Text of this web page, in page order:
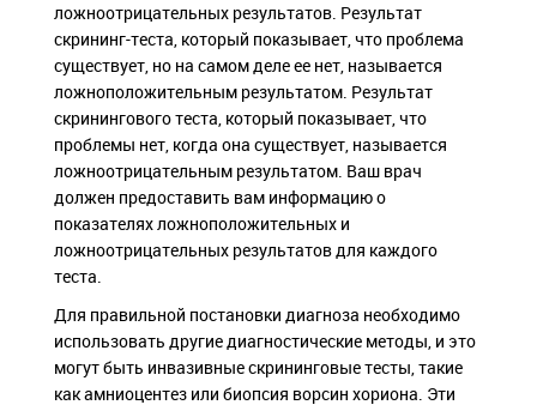
ложноотрицательных результатов. Результат
скрининг-теста, который показывает, что проблема
существует, но на самом деле ее нет, называется
ложноположительным результатом. Результат
скринингового теста, который показывает, что
проблемы нет, когда она существует, называется
ложноотрицательным результатом. Ваш врач
должен предоставить вам информацию о
показателях ложноположительных и
ложноотрицательных результатов для каждого
теста.
Для правильной постановки диагноза необходимо
использовать другие диагностические методы, и это
могут быть инвазивные скрининговые тесты, такие
как амниоцентез или биопсия ворсин хориона. Эти